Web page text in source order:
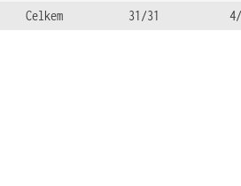
Celkem
31/31